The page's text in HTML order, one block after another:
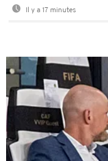
Il y a 17 minutes